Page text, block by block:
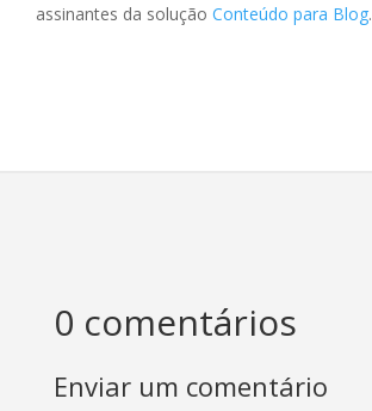
assinantes da solução Conteúdo para Blog.
0 comentários
Enviar um comentário